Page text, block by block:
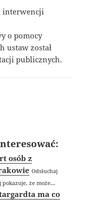
interwencji
o pomocy
ustaw został
publicznych.
osób z
Odsłuchaj
że może...
ma co